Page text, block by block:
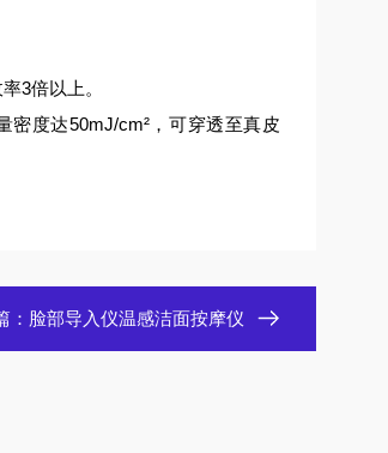
3倍以上。
度达50mJ/cm²，可穿透至真皮
： 脸部导入仪温感洁面按摩仪